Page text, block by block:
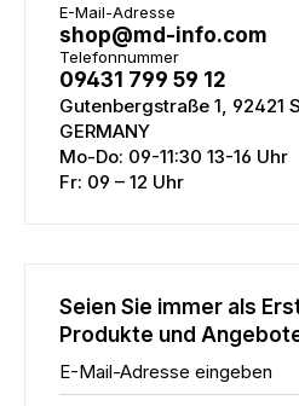
E-Mail-Adresse
shop@md-info.com
Telefonnummer
09431 799 59 12
Gutenbergstraße 1, 92421
GERMANY
Mo-Do: 09-11:30 13-16 Uhr
Fr: 09 – 12 Uhr
Seien Sie immer als
Produkte und
E-Mail-Adresse eingeben